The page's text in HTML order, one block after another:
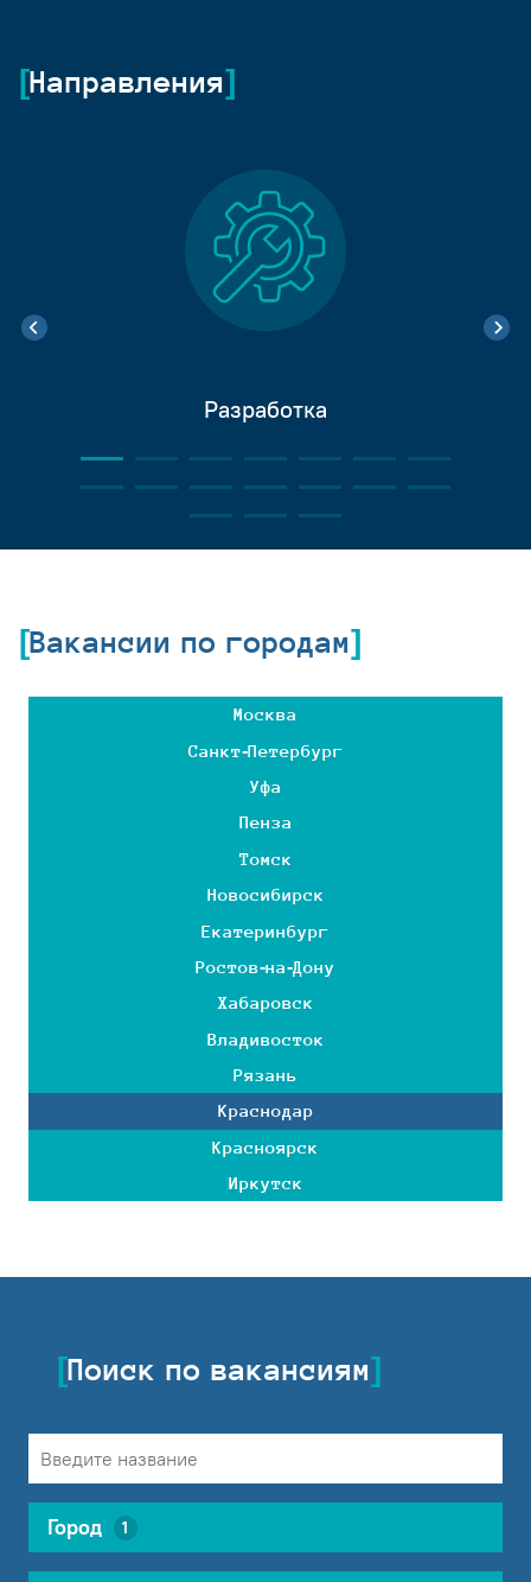
Направления
Разработка
Вакансии по городам
Москва
Санкт-Петербург
Уфа
Пенза
Томск
Новосибирск
Екатеринбург
Ростов-на-Дону
Хабаровск
Владивосток
Рязань
Краснодар
Красноярск
Иркутск
Поиск по вакансиям
Город 1